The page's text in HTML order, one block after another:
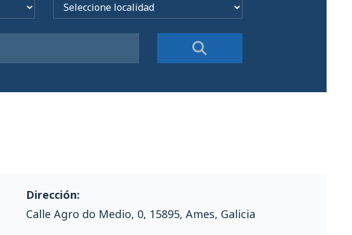
Dirección:
Calle Agro do Medio, 0, 15895, Ames, Galicia